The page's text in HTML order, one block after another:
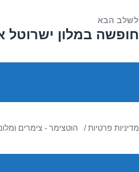
לשלב הבא
הפוסט
חופשה במלון ישרוטל אגמים
מדיניות פרטיות הוטצימר - צימרים